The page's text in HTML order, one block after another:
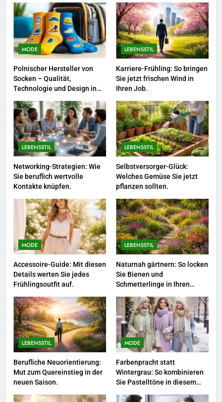
8
Farbenpracht statt Wintergrau:
So kombinieren Sie Pastelltöne
in diesem Jahr.
MODE
1
Polnischer Hersteller von
Socken – Qualität, Technologie
und Design in einem
MODE
2
Karriere-Frühling: So bringen Sie
jetzt frischen Wind in Ihren Job.
LEBENSSTIL
3
Networking-Strategien: Wie Sie
beruflich wertvolle Kontakte
knüpfen.
LEBENSSTIL
4
Selbstversorger-Glück: Welches
Gemüse Sie jetzt pflanzen
sollten.
LEBENSSTIL
5
Accessoire-Guide: Mit diesen
Details werten Sie jedes
Frühlingsoutfit auf.
MODE
Polnischer Hersteller von
Socken – Qualität,
Technologie und Design in
LEBENSSTIL
Karriere-Frühling: So bringen
Sie jetzt frischen Wind in
Ihren Job.
LEBENSSTIL
Networking-Strategien: Wie
Sie beruflich wertvolle
Kontakte knüpfen.
LEBENSSTIL
Selbstversorger-Glück:
Welches Gemüse Sie jetzt
pflanzen sollten.
MODE
Accessoire-Guide: Mit diesen
Details werten Sie jedes
Frühlingsoutfit auf.
LEBENSSTIL
Naturnah gärtnern: So locken
Sie Bienen und
Schmetterlinge in Ihren
LEBENSSTIL
Berufliche Neuorientierung:
Mut zum Quereinstieg in der
neuen Saison.
MODE
Farbenpracht statt
Wintergrau: So kombinieren
Sie Pastelltöne in diesem